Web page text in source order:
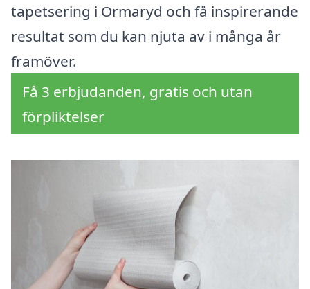
tapetsering i Ormaryd och få inspirerande
resultat som du kan njuta av i många år
framöver.
Få 3 erbjudanden, gratis och utan
förpliktelser